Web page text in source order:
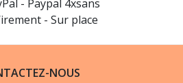
- Paypal 4xsans
- Sur place
NOUS